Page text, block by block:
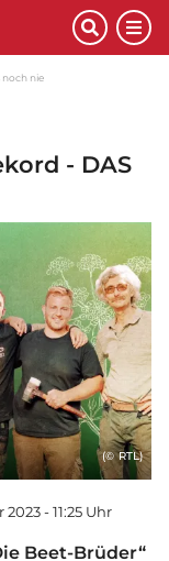
noch nie
- DAS
(© RTL)
- 11:25 Uhr
Beet-Brüder“